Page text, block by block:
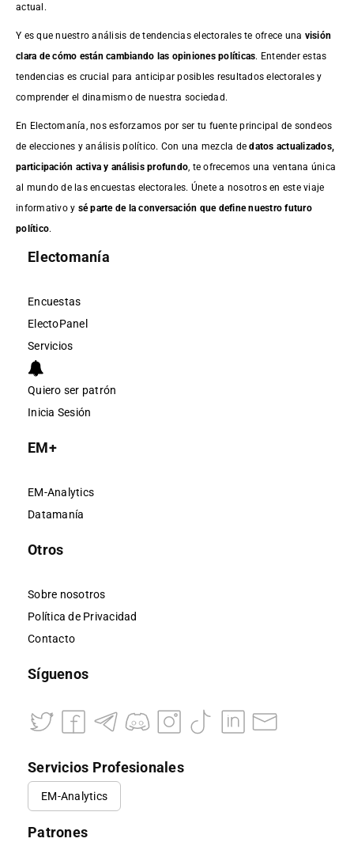
actual.
Y es que nuestro análisis de tendencias electorales te ofrece una visión
clara de cómo están cambiando las opiniones políticas. Entender estas
tendencias es crucial para anticipar posibles resultados electorales y
comprender el dinamismo de nuestra sociedad.
En Electomanía, nos esforzamos por ser tu fuente principal de sondeos
de elecciones y análisis político. Con una mezcla dedatos actualizados,
participación activa y análisis profundo , te ofrecemos una ventana única
al mundo de las encuestas electorales. Únete a nosotros en este viaje
informativo y sé parte de la conversación que define nuestro futuro
político.
Electomanía
Encuestas
ElectoPanel
Servicios
Quiero ser patrón
Inicia Sesión
EM+
EM-Analytics
Datamanía
Otros
Sobre nosotros
Política de Privacidad
Contacto
Síguenos
Servicios Profesionales
EM-Analytics
Patrones